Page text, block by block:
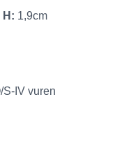
H: 1,9cm
S-IV vuren